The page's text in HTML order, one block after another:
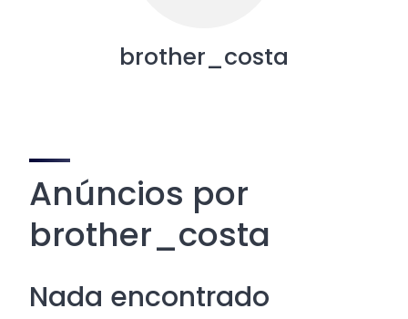
brother_costa
Anúncios por
brother_costa
Nada encontrado